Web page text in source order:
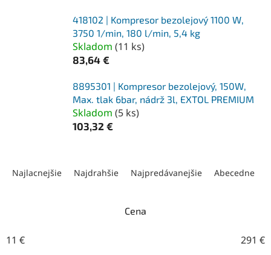
418102 | Kompresor bezolejový 1100 W,
3750 1/min, 180 l/min, 5,4 kg
Skladom (11 ks)
83,64 €
8895301 | Kompresor bezolejový, 150W,
Max. tlak 6bar, nádrž 3l, EXTOL PREMIUM
Skladom (5 ks)
103,32 €
e
Najlacnejšie Najdrahšie Najpredávanejšie Abecedne
Cena
11 € 291 €